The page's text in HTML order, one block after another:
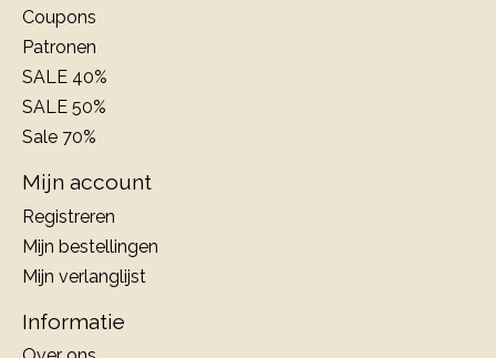
Coupons
Patronen
SALE 40%
SALE 50%
Sale 70%
Mijn account
Registreren
Mijn bestellingen
Mijn verlanglijst
Informatie